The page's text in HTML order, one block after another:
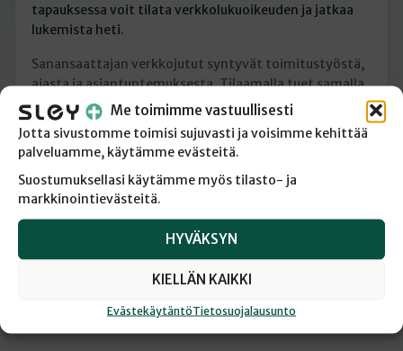
Me toimimme vastuullisesti
Jotta sivustomme toimisi sujuvasti ja voisimme kehittää
palveluamme, käytämme evästeitä.
Suostumuksellasi käytämme myös tilasto- ja
markkinointievästeitä.
HYVÄKSYN
KIELLÄN KAIKKI
EvästekäytäntöTietosuojalausunto
tapauksessa voit tilata verkkolukuoikeuden ja jatkaa
lukemista heti.
Sanansaattajan verkkojutut syntyvät toimitustyöstä,
ajasta ja asiantuntemuksesta. Tilaamalla tuet samalla
laadukasta kristillistä journalismia.
Minulla on jo lukuoikeus
Tilaan verkkolukuoikeuden